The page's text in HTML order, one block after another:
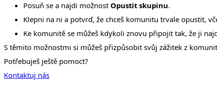
Posuň se a najdi možnost Opustit skupinu.
Klepni na ni a potvrď, že chceš komunitu trvale opustit,
Ke komunitě se můžeš kdykoli znovu připojit tak, že ji
S těmito možnostmi si můžeš přizpůsobit svůj zážitek z
Potřebuješ ještě pomoct?
Kontaktuj nás